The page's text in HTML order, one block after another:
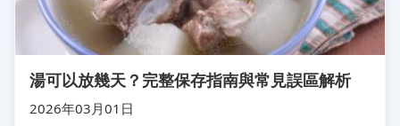
湯可以放幾天？完整保存指南與常見誤區解析
2026年03月01日